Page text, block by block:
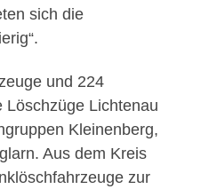
sich die
und 224
Löschzüge Lichtenau
Kleinenberg,
Aus dem Kreis
zur